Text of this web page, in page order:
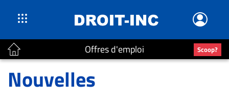
Offres d'emploi Scoop?
ACTUALITÉS
Accueil
Nouvelles